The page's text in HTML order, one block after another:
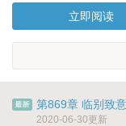
立即阅读
第869章 临别致意
2020-06-30更新